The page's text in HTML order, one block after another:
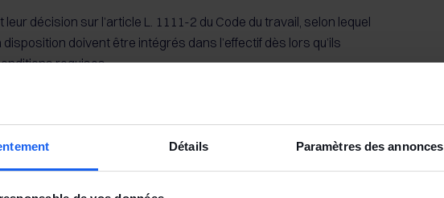
Détails Paramètres des annonces
leur décision sur l’article L. 1111-2 du Code du travail, selon lequel
doivent être intégrés dans l’effectif dès lors qu’ils
requises.
règle s’applique à toutes les dispositions du code du travail
d’effectif, y compris celles relatives au PSE.
les salariés mis à disposition doivent être incluspour
atteint le seuil de 50 salariés, et si elle est donc dans